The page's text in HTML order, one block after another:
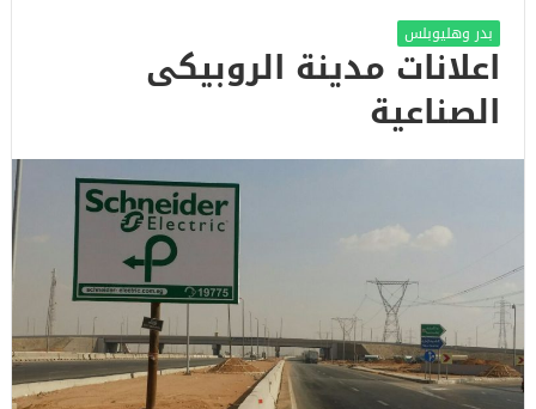
بدر وهليوبلس
اعلانات مدينة الروبيكى
الصناعية